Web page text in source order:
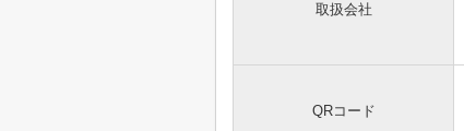
取扱会社
QRコード